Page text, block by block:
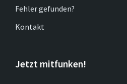
Fehler gefunden?
Kontakt
Jetzt mitfunken!